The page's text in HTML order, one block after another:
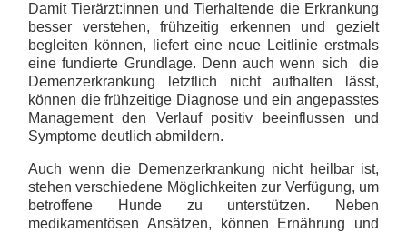
Damit Tierärzt:innen und Tierhaltende die Erkrankung
besser verstehen, frühzeitig erkennen und gezielt
begleiten können, liefert eine neue Leitlinie erstmals
eine fundierte Grundlage. Denn auch wenn sich die
Demenzerkrankung letztlich nicht aufhalten lässt,
können die frühzeitige Diagnose und ein angepasstes
Management den Verlauf positiv beeinflussen und
Symptome deutlich abmildern.
Auch wenn die Demenzerkrankung nicht heilbar ist,
stehen verschiedene Möglichkeiten zur Verfügung, um
betroffene Hunde zu unterstützen. Neben
medikamentösen Ansätzen, können Ernährung und